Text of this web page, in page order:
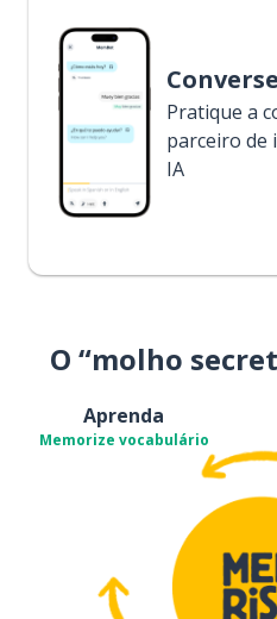
Pratique a
parceiro de
IA
O “molho
Aprenda
Memorize vocabulário